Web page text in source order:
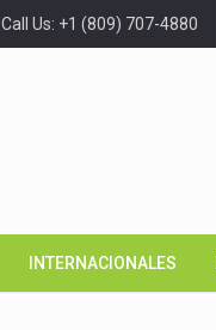
Call Us: +1 (809) 707-4880
INTERNACIONALES